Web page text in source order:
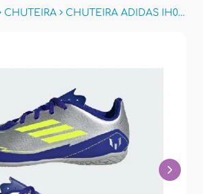
CHUTEIRA CHUTEIRA ADIDAS IH0922 - Marinho/amarelo